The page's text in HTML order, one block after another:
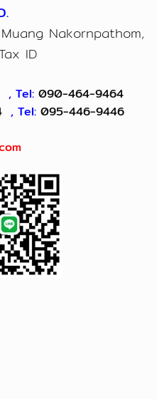
Nakornpathom,
ID
, Tel: 090-464-9464
, Tel: 095-446-9446